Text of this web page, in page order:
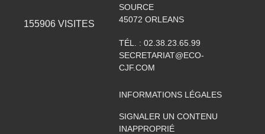
155906 VISITES
SOURCE
45072 ORLEANS
TÉL. : 02.38.23.65.99
SECRETARIAT@ECO-
CJF.COM
INFORMATIONS LÉGALES
SIGNALER UN CONTENU
INAPPROPRIÉ